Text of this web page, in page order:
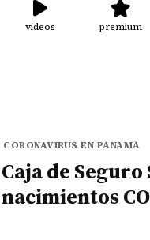
videos premium
CORONAVIRUS EN PANAMÁ
Caja de
nacimientos